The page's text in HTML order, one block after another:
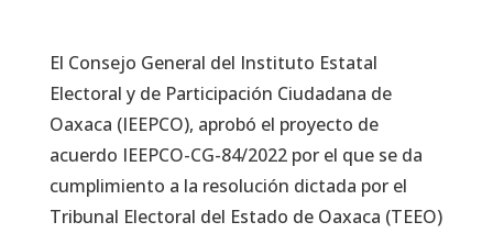
El Consejo General del Instituto Estatal
Electoral y de Participación Ciudadana de
Oaxaca (IEEPCO), aprobó el proyecto de
acuerdo IEEPCO-CG-84/2022 por el que se da
cumplimiento a la resolución dictada por el
Tribunal Electoral del Estado de Oaxaca (TEEO)